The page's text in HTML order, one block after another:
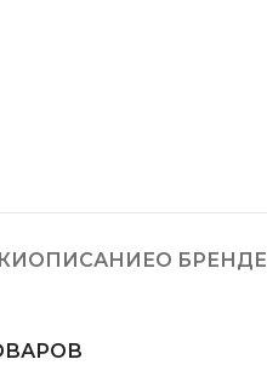
ОПИСАНИЕО БРЕНДЕ